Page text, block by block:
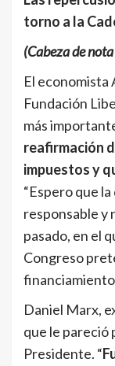
torno a la
(Cabeza de
El economista
Fundación
más
reafirmación
impuestos y
“Espero que
responsable y
pasado, en el
Congreso
Daniel Marx,
que le pareció
Presidente. “